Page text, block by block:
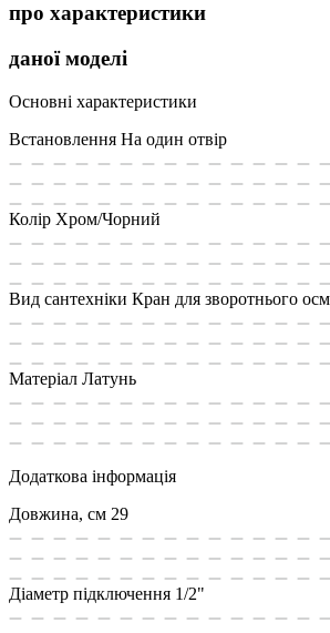
про характеристики
даної моделі
Основні характеристики
Встановлення На один отвір
Колір Хром/Чорний
Вид сантехніки Кран для зворотнього
Матеріал Латунь
Додаткова інформація
Довжина, см 29
Діаметр підключення 1/2"